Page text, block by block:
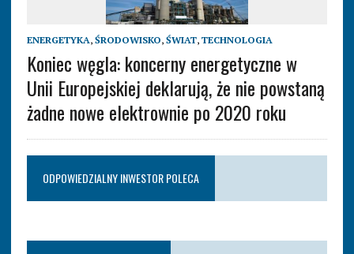
ENERGETYKA, ŚRODOWISKO, ŚWIAT, TECHNOLOGIA
Koniec węgla: koncerny energetyczne w
Unii Europejskiej deklarują, że nie powstaną
żadne nowe elektrownie po 2020 roku
ODPOWIEDZIALNY INWESTOR POLECA